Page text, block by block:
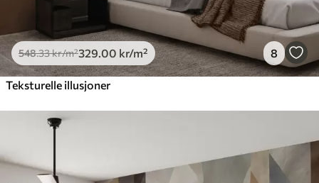
548.33kr/m²329.00 kr/m² 8
Teksturelle illusjoner